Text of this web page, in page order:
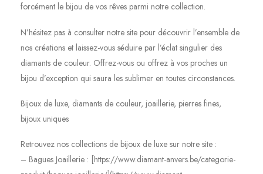
forcément le bijou de vos rêves parmi notre collection.
N’hésitez pas à consulter notre site pour découvrir l’ensemble de
nos créations et laissez-vous séduire par l’éclat singulier des
diamants de couleur. Offrez-vous ou offrez à vos proches un
bijou d’exception qui saura les sublimer en toutes circonstances.
Bijoux de luxe, diamants de couleur, joaillerie, pierres fines,
bijoux uniques
Retrouvez nos collections de bijoux de luxe sur notre site :
– Bagues Joaillerie : [https://www.diamant-anvers.be/categorie-